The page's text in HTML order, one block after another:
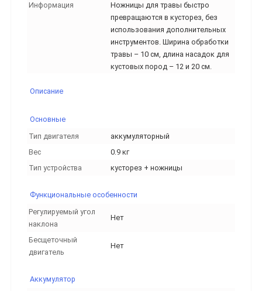
Информация
Ножницы для травы быстро
превращаются в кусторез, без
использования дополнительных
инструментов. Ширина обработки
травы – 10 см, длина насадок для
кустовых пород – 12 и 20 см.
Описание
Основные
Тип двигателя
аккумуляторный
Вес
0.9 кг
Тип устройства
кусторез + ножницы
Функциональные особенности
Регулируемый угол
наклона
Нет
Бесщеточный
двигатель
Нет
Аккумулятор